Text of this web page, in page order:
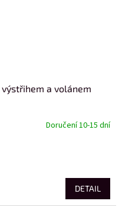
a volánem
Doručení 10-15 dní
DETAIL